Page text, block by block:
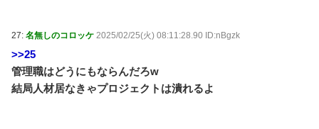
27: 名無しのコロッケ 2025/02/25(火) 08:11:28.90 ID:nBgzk
>>25
管理職はどうにもならんだろw
結局人材居なきゃプロジェクトは潰れるよ